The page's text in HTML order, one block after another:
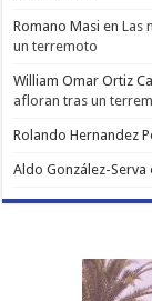
Romano Masi enLas
un terremoto
William Omar Ortiz
afloran tras un
Rolando Hernandez
Aldo González-Serva